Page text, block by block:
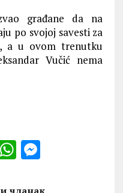
građane da na
po svojoj savesti za
a u ovom trenutku
Vučić nema
WM